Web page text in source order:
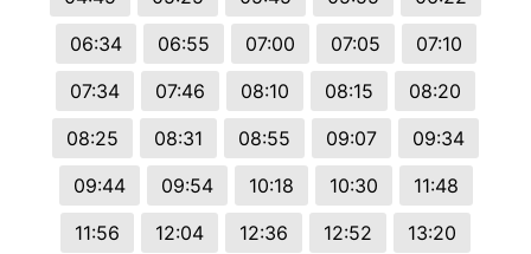
06:34
06:55 07:00 07:05
07:10
07:34
07:46 08:10 08:15
08:20
08:25
08:31 08:55 09:07
09:34
09:44
09:54 10:18 10:30
11:48
11:56
12:04 12:36 12:52
13:20